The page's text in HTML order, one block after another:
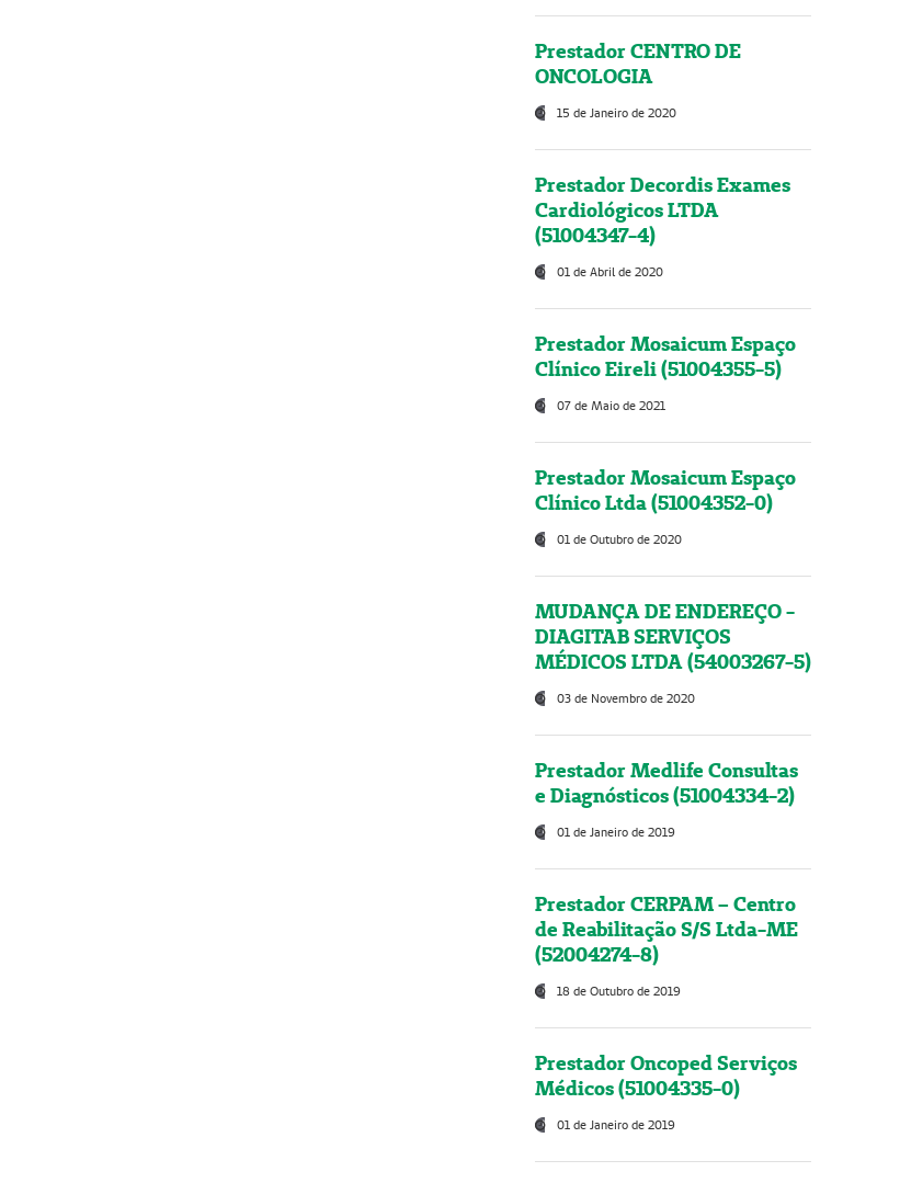
Prestador CENTRO DE
ONCOLOGIA
15 de Janeiro de 2020
Prestador Decordis Exames
Cardiológicos LTDA
(51004347-4)
01 de Abril de 2020
Prestador Mosaicum Espaço
Clínico Eireli (51004355-5)
07 de Maio de 2021
Prestador Mosaicum Espaço
Clínico Ltda (51004352-0)
01 de Outubro de 2020
MUDANÇA DE ENDEREÇO -
DIAGITAB SERVIÇOS
MÉDICOS LTDA (54003267-5)
03 de Novembro de 2020
Prestador Medlife Consultas
e Diagnósticos (51004334-2)
01 de Janeiro de 2019
Prestador CERPAM – Centro
de Reabilitação S/S Ltda-ME
(52004274-8)
18 de Outubro de 2019
Prestador Oncoped Serviços
Médicos (51004335-0)
01 de Janeiro de 2019